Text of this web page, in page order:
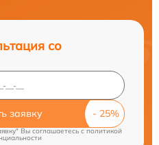
со
заявку
Вы соглашаетесь cполитикой